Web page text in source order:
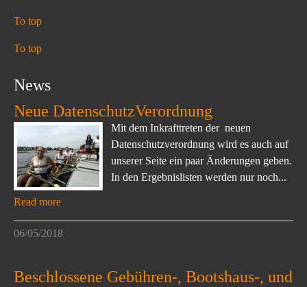
To top
To top
News
Neue DatenschutzVerordnung
Mit dem Inkrafttreten der neuen
Datenschutzverordnung wird es auch auf
unserer Seite ein paar Änderungen geben.
In den Ergebnislisten werden nur noch...
Read more
06/05/2018
Beschlossene Gebühren-, Bootshaus-, und